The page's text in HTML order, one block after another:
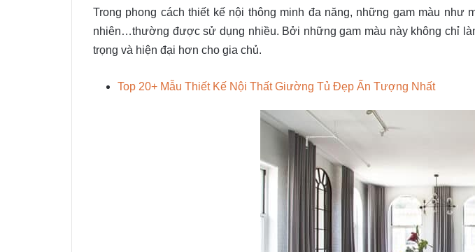
Trong phong cách thiết kế nội thông minh đa năng, những gam màu như
nhiên…thường được sử dụng nhiều. Bởi những gam màu này không chỉ
trọng và hiện đại hơn cho gia chủ.
Top 20+ Mẫu Thiết Kế Nội Thất Giường Tủ Đẹp Ấn Tượng Nhất